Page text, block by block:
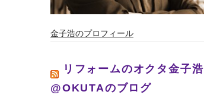
金子浩のプロフィール
リフォームのオクタ金子浩
@OKUTAのブログ